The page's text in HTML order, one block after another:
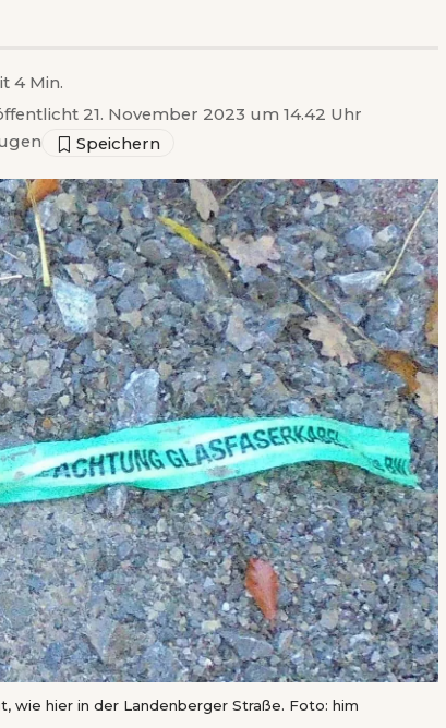
21. November 2023 um 14.42 Uhr
4 Min.
wie hier in der Landenberger Straße. Foto: him